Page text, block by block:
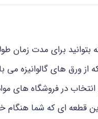
برای مدت زمان
ورق های گالوانیزه می
در فروشگاه های مواد
قطعه ای که شما هنگام